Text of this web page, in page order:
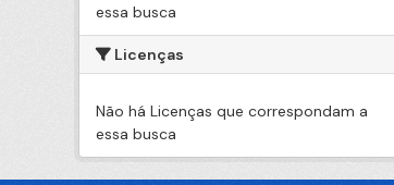
essa busca
Licenças
Não há Licenças que correspondam a
essa busca